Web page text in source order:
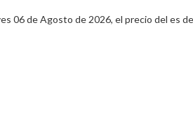
06 de Agosto de 2026, el precio del es